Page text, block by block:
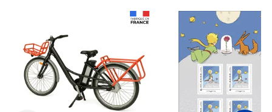
Prix 7,50€